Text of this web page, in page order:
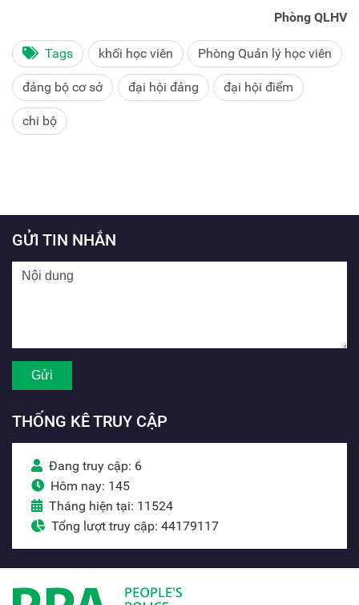
Phòng QLHV
Tags khối học viên Phòng Quản lý học viên
đảng bộ cơ sở đại hội đảng đại hội điểm
chi bộ
GỬI TIN NHẮN
THỐNG KÊ TRUY CẬP
Đang truy cập: 6
Hôm nay: 145
Tháng hiện tại: 11524
Tổng lượt truy cập: 44179117